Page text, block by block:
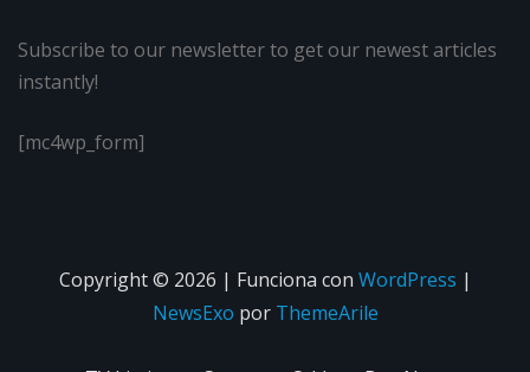
Subscribe to our newsletter to get our newest articles
instantly!
[mc4wp_form]
Copyright © 2026 | Funciona con WordPress |
NewsExo por ThemeArile